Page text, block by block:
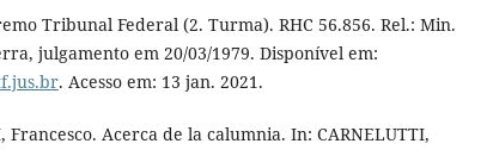
Tribunal Federal (2. Turma). RHC 56.856. Rel.: Min.
julgamento em 20/03/1979. Disponível em:
. Acesso em: 13 jan. 2021.
Francesco. Acerca de la calumnia. In: CARNELUTTI,